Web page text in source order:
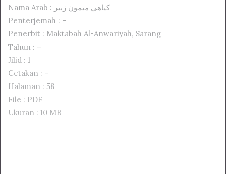
Nama Arab : كياهي ميمون زبير
Penterjemah : –
Penerbit : Maktabah Al-Anwariyah, Sarang
Tahun : –
Jilid : 1
Cetakan : –
Halaman : 58
File : PDF
Ukuran : 10 MB